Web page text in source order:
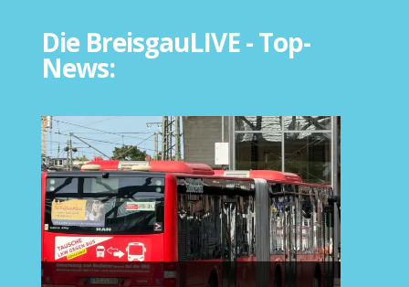
Die BreisgauLIVE - Top-
News: